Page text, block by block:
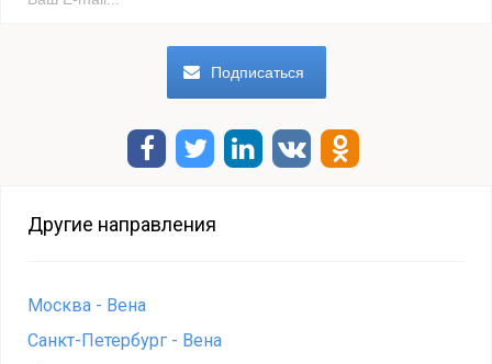
Другие направления
Москва - Вена
Санкт-Петербург - Вена